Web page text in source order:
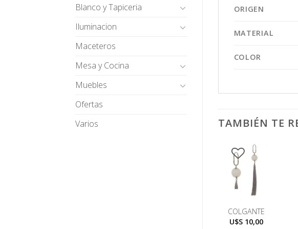
Blanco y Tapiceria
Iluminacion
Maceteros
Mesa y Cocina
Muebles
Ofertas
Varios
ORIGEN
MATERIAL
COLOR
TAMBIÉN TE
COLGANTE
U$S 10,00